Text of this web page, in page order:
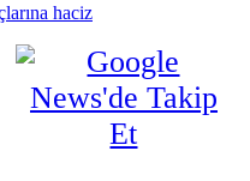
haciz